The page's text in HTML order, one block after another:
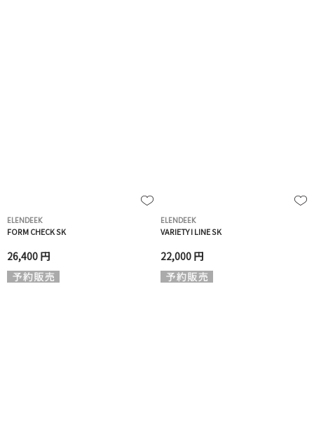
ELENDEEK
FORM CHECK SK
26,400 円
ELENDEEK
VARIETY I LINE SK
22,000 円